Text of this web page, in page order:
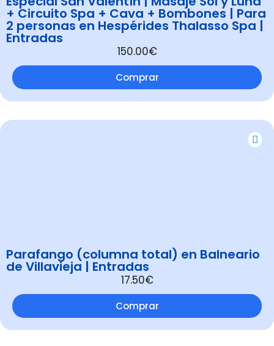
+ Circuito Spa + Cava + Bombones | Para
2 personas en Hespérides Thalasso Spa |
Entradas
150.00€
Comprar
Parafango (columna total) en Balneario
de Villavieja | Entradas
17.50€
Comprar